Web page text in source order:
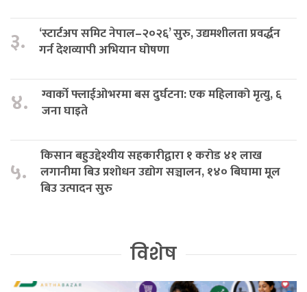
३.
‘स्टार्टअप समिट नेपाल–२०२६’ सुरु, उद्यमशीलता प्रवर्द्धन
गर्न देशव्यापी अभियान घोषणा
४.
ग्वार्को फ्लाईओभरमा बस दुर्घटना: एक महिलाको मृत्यु, ६
जना घाइते
५.
किसान बहुउद्देश्यीय सहकारीद्वारा १ करोड ४१ लाख
लगानीमा बिउ प्रशोधन उद्योग सञ्चालन, १४० बिघामा मूल
बिउ उत्पादन सुरु
विशेष